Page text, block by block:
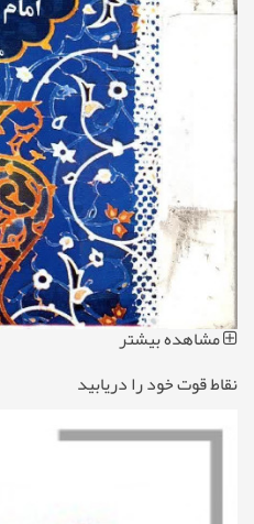
مشاهده بیشتر
نقاط قوت خود را دریابید